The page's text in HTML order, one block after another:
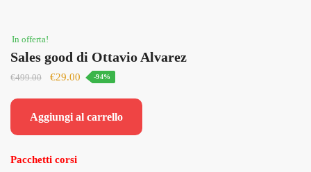
In offerta!
Sales good di Ottavio Alvarez
€499.00
Il
era:
€29.00 Il
è:
-94%
Aggiungi al carrello
Pacchetti corsi